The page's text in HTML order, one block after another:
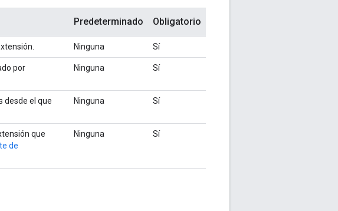
Predeterminado Obligatorio
Ninguna Sí
por
Ninguna Sí
desde el que
Ninguna Sí
que
de
Ninguna Sí